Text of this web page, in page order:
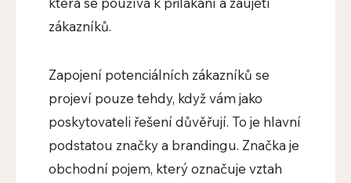
zákazníků.
Zapojení potenciálních zákazníků se
projeví pouze tehdy, když vám jako
poskytovateli řešení důvěřují. To je hlavní
podstatou značky a brandingu. Značka je
obchodní pojem, který označuje vztah